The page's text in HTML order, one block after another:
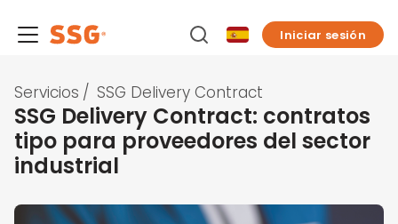
Iniciar sesión
Servicios / SSG Delivery Contract
SSG Delivery Contract: contratos
tipo para proveedores del sector
industrial